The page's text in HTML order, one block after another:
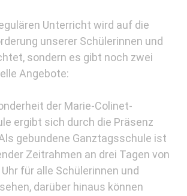
Unterricht wird auf die
unserer Schülerinnen und
sondern es gibt noch zwei
Angebote:
der Marie-Colinet-
ergibt sich durch die Präsenz
gebundene Ganztagsschule ist
Zeitrahmen an drei Tagen von
für alle Schülerinnen und
darüber hinaus können